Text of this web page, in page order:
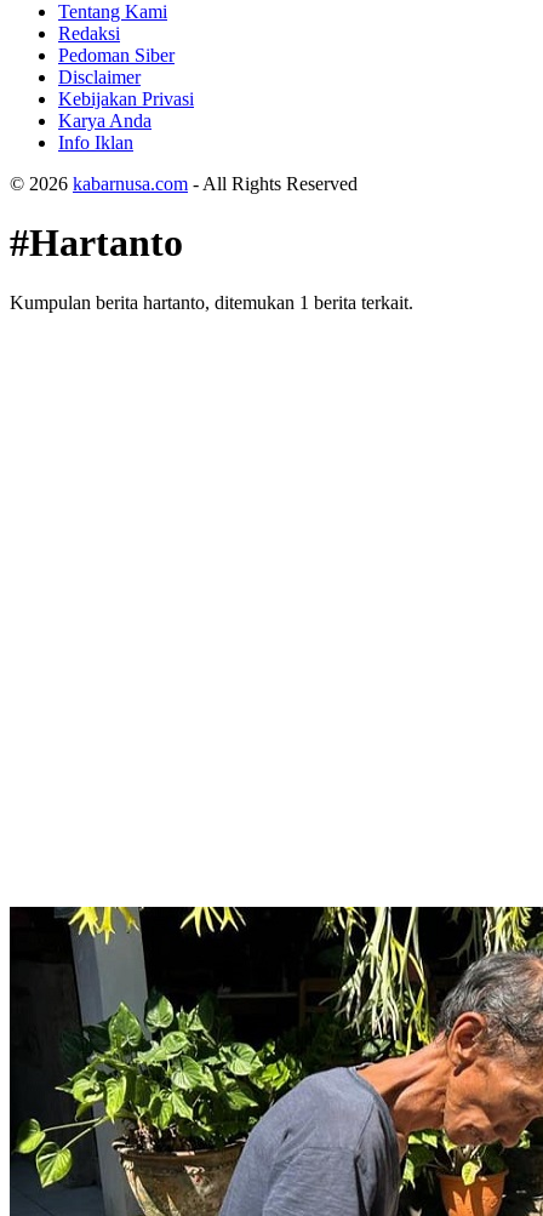
Tentang Kami
Redaksi
Pedoman Siber
Disclaimer
Kebijakan Privasi
Karya Anda
Info Iklan
© 2026 kabarnusa.com - All Rights Reserved
#Hartanto
Kumpulan berita hartanto, ditemukan 1 berita terkait.